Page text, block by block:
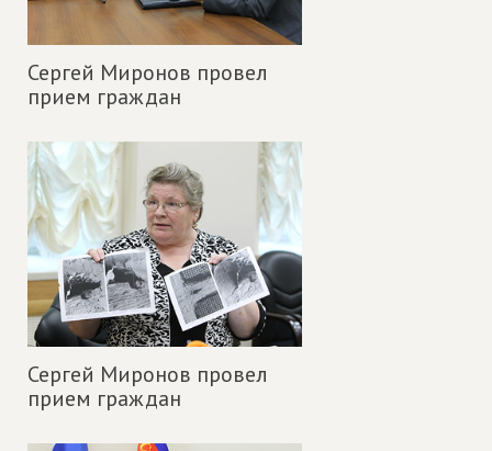
Сергей Миронов провел
прием граждан
Сергей Миронов провел
прием граждан